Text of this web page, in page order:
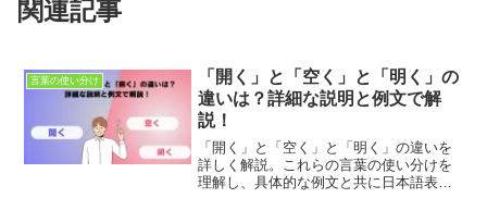
関連記事
言葉の使い分け
「開く」と「空く」と「明く」の
違いは？詳細な説明と例文で解
説！
「開く」と「空く」と「明く」の違いを
詳しく解説。これらの言葉の使い分けを
理解し、具体的な例文と共に日本語表現